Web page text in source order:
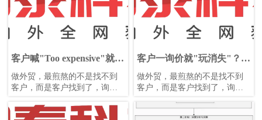
客户喊"Too expensive"就降
价？90%的外贸人都踩了这
个坑！
做外贸，最煎熬的不是找不到
客户，而是客户找到了，询盘
一篑？客户一句“太贵了”就让你
客户一询价就"玩消失"？
90%的业务员都踩了这4个
坑
做外贸，最煎熬的不是找不到
客户，而是客户找到了，询盘
一篑？客户一句“太贵了”就让你